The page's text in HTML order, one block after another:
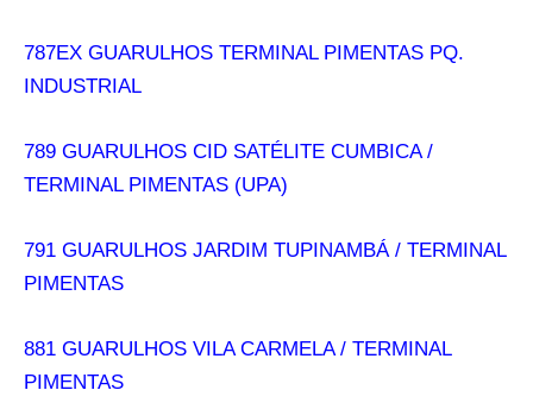
787EX GUARULHOS TERMINAL PIMENTAS PQ.
INDUSTRIAL
789 GUARULHOS CID SATÉLITE CUMBICA /
TERMINAL PIMENTAS (UPA)
791 GUARULHOS JARDIM TUPINAMBÁ / TERMINAL
PIMENTAS
881 GUARULHOS VILA CARMELA / TERMINAL
PIMENTAS